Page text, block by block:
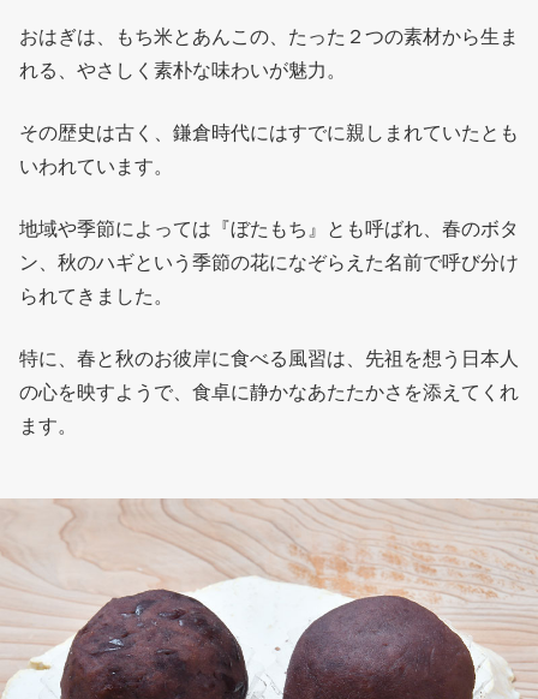
おはぎは、もち米とあんこの、たった２つの素材から生ま
れる、やさしく素朴な味わいが魅力。
その歴史は古く、鎌倉時代にはすでに親しまれていたとも
いわれています。
地域や季節によっては『ぼたもち』とも呼ばれ、春のボタ
ン、秋のハギという季節の花になぞらえた名前で呼び分け
られてきました。
特に、春と秋のお彼岸に食べる風習は、先祖を想う日本人
の心を映すようで、食卓に静かなあたたかさを添えてくれ
ます。